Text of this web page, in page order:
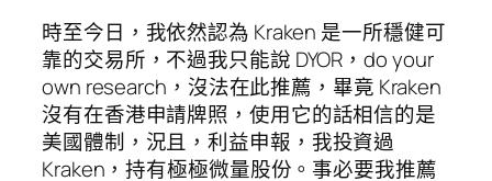
時至今日，我依然認為 Kraken 是一所穩健可
靠的交易所，不過我只能說 DYOR，do your
own research，沒法在此推薦，畢竟 Kraken
沒有在香港申請牌照，使用它的話相信的是
美國體制，況且，利益申報，我投資過
Kraken，持有極極微量股份。事必要我推薦